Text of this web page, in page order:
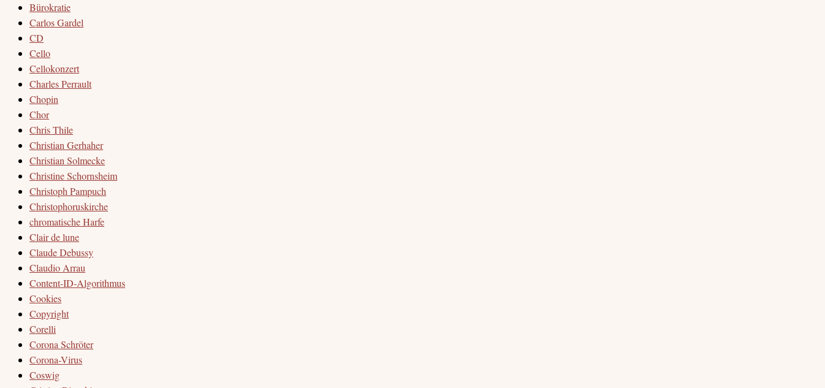
Bürokratie
Carlos Gardel
CD
Cello
Cellokonzert
Charles Perrault
Chopin
Chor
Chris Thile
Christian Gerhaher
Christian Solmecke
Christine Schornsheim
Christoph Pampuch
Christophoruskirche
chromatische Harfe
Clair de lune
Claude Debussy
Claudio Arrau
Content-ID-Algorithmus
Cookies
Copyright
Corelli
Corona Schröter
Corona-Virus
Coswig